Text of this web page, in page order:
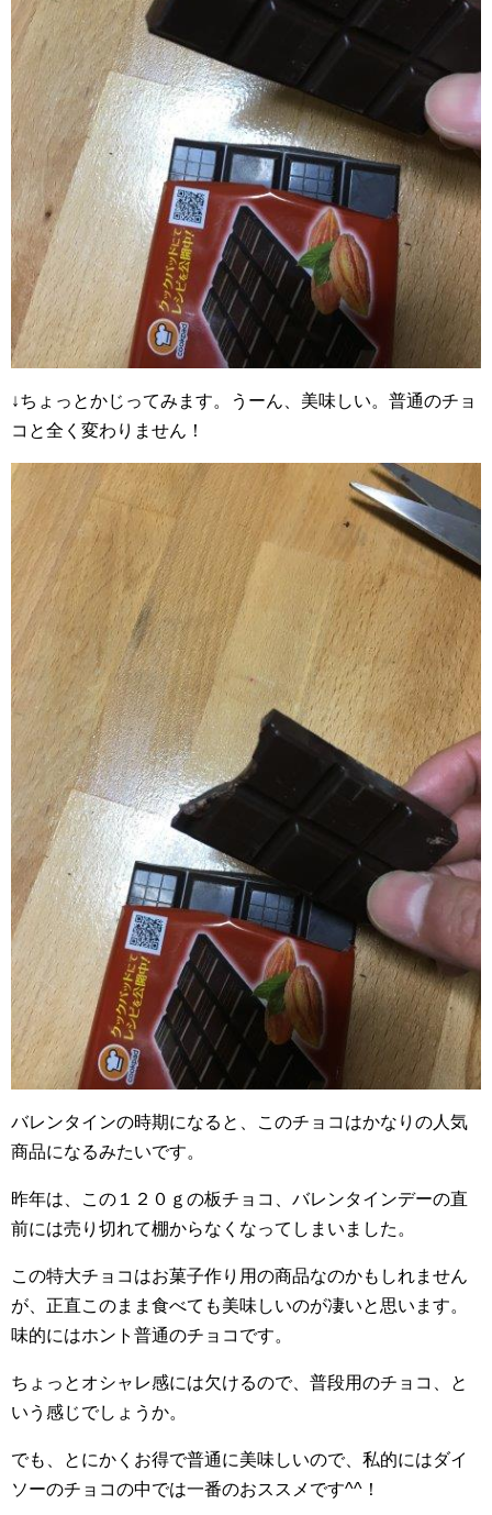
↓ちょっとかじってみます。うーん、美味しい。普通のチョ
コと全く変わりません！
バレンタインの時期になると、このチョコはかなりの人気
商品になるみたいです。
昨年は、この１２０ｇの板チョコ、バレンタインデーの直
前には売り切れて棚からなくなってしまいました。
この特大チョコはお菓子作り用の商品なのかもしれません
が、正直このまま食べても美味しいのが凄いと思います。
味的にはホント普通のチョコです。
ちょっとオシャレ感には欠けるので、普段用のチョコ、と
いう感じでしょうか。
でも、とにかくお得で普通に美味しいので、私的にはダイ
ソーのチョコの中では一番のおススメです^^！